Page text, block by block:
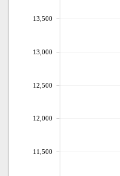
11,500
12,000
12,500
13,000
13,500